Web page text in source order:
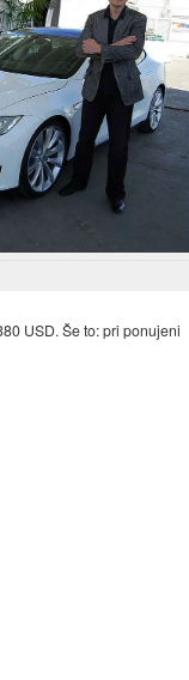
USD. Še to: pri ponujeni